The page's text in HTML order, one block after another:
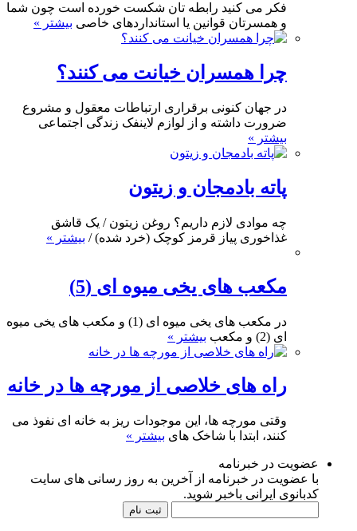
فکر می کنید رابطه تان شکست خورده است چون شما
و همسرتان قوانین یا استانداردهای خاصی بیشتر »
چرا همسران خیانت می کنند؟
در جهان کنونی برقراری ارتباطات معقول و مشروع
ضرورت داشته و از لوازم لاینفک زندگی اجتماعی
بیشتر »
پاته بادمجان و زیتون
چه موادی لازم داریم؟ روغن زیتون / یک قاشق
غذاخوری پیاز قرمز کوچک (خرد شده) / بیشتر »
مکعب های یخی میوه ای (5)
در مکعب های یخی میوه ای (1) و مکعب های یخی میوه
ای (2) و مکعب
بیشتر »
راه های خلاصی از مورچه ها در خانه
وقتی مورچه ها، این موجودات ریز به خانه ای نفوذ می
کنند، ابتدا با شاخک های بیشتر »
عضویت در خبرنامه
با عضویت در خبرنامه از آخرین به روز رسانی های سایت
کدبانوی ایرانی باخبر شوید.